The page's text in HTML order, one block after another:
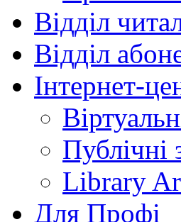
Відділ
Відділ
Інтернет-
Публічні
Library
Для Профі